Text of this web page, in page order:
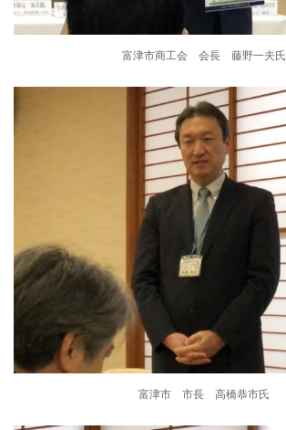
富津市商工会 会長 藤野一夫氏
富津市 市長 高橋恭市氏